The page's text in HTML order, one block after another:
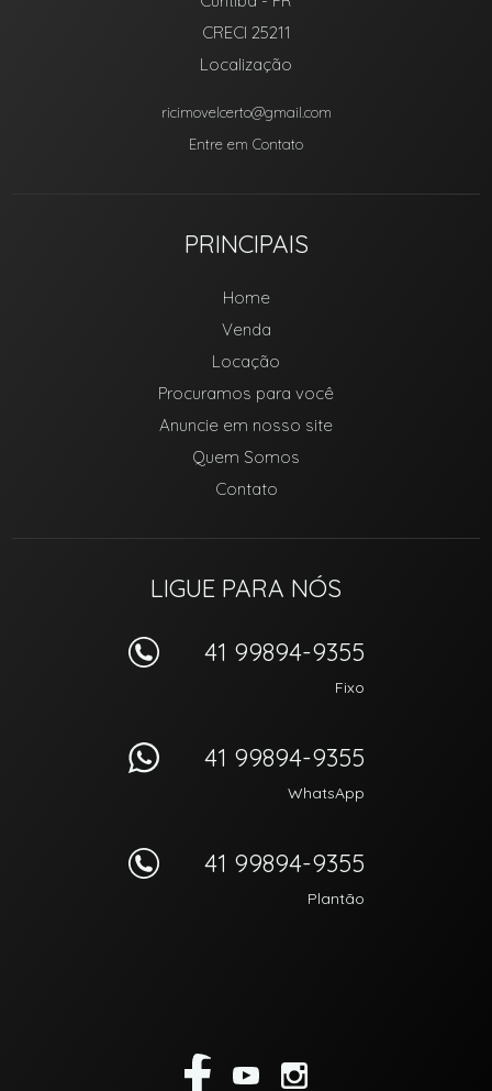
CRECI 25211
Localização
ricimovelcerto@gmail.com
Entre em Contato
PRINCIPAIS
Home
Venda
Locação
Procuramos para você
Anuncie em nosso site
Quem Somos
Contato
LIGUE PARA NÓS
41 99894-9355
Fixo
41 99894-9355
WhatsApp
41 99894-9355
Plantão